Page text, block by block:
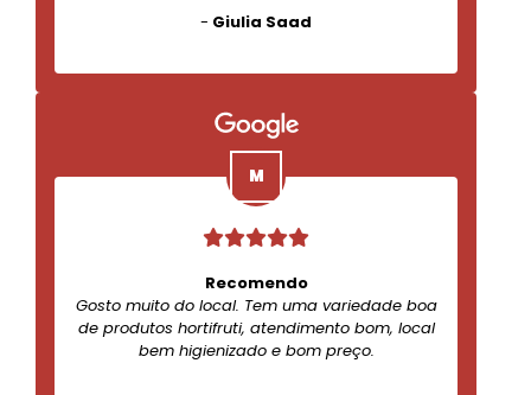
- Giulia Saad
Recomendo
Gosto muito do local. Tem uma variedade boa
de produtos hortifruti, atendimento bom, local
bem higienizado e bom preço.